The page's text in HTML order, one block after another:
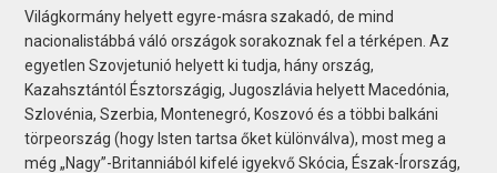
Világkormány helyett egyre-másra szakadó, de mind
nacionalistábbá váló országok sorakoznak fel a térképen. Az
egyetlen Szovjetunió helyett ki tudja, hány ország,
Kazahsztántól Észtországig, Jugoszlávia helyett Macedónia,
Szlovénia, Szerbia, Montenegró, Koszovó és a többi balkáni
törpeország (hogy Isten tartsa őket különválva), most meg a
még „Nagy”-Britanniából kifelé igyekvő Skócia, Észak-Írország,